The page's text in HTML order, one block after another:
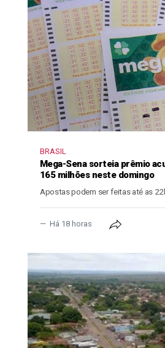
BRASIL
Mega-Sena sorteia prêmio
165 milhões neste domingo
Apostas podem ser feitas até as
Há 18 horas